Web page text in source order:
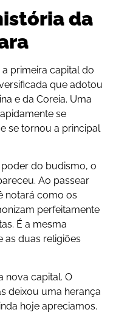
da
a primeira capital do
que adotou
e da Coreia. Uma
se
se tornou a principal
do budismo, o
Ao passear
notará como os
perfeitamente
É a mesma
as duas religiões
nova capital. O
deixou uma herança
hoje apreciamos.